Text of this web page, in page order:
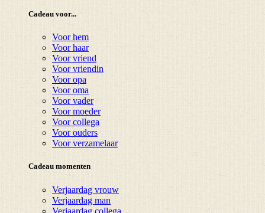
Cadeau voor...
Voor hem
Voor haar
Voor vriend
Voor vriendin
Voor opa
Voor oma
Voor vader
Voor moeder
Voor collega
Voor ouders
Voor verzamelaar
Cadeau momenten
Verjaardag vrouw
Verjaardag man
Verjaardag collega